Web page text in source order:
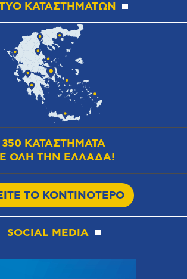
ΚΑΤΑΣΤΗΜΑΤΩΝ
350 ΚΑΤΑΣΤΗΜΑΤΑ
ΟΛΗ ΤΗΝ ΕΛΛΑΔΑ!
ΤΟ ΚΟΝΤΙΝΟΤΕΡΟ
SOCIAL MEDIA